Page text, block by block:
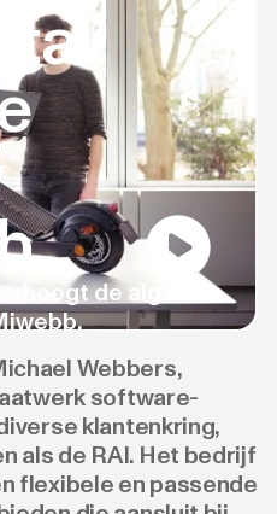
de algehele
Webbers,
software-
klantenkring,
als de RAI. Het bedrijf
flexibele en passende